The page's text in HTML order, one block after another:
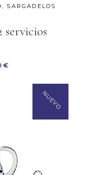
, SARGADELOS
servicios
€
NUEVO